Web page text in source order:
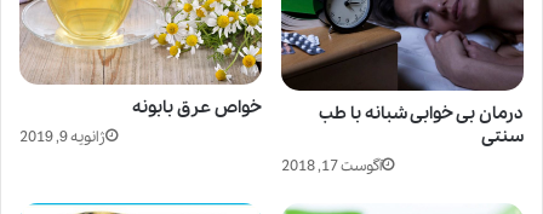
خواص عرق بابونه
ژانویه 9, 2019
درمان بی خوابی شبانه با طب
سنتی
آگوست 17, 2018